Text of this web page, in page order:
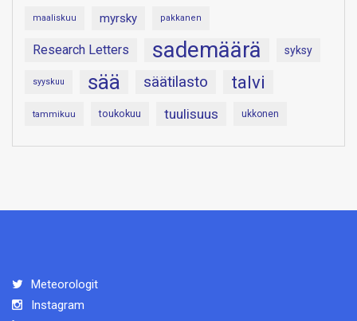
maaliskuu myrsky pakkanen
Research Letters sademäärä syksy
syyskuu sää säätilasto talvi
tammikuu toukokuu tuulisuus ukkonen
Meteorologit
Instagram